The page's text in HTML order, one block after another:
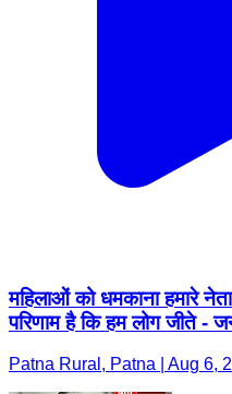
महिलाओं को धमकाना हमारे
परिणाम है कि हम लोग जीते -
Patna Rural, Patna | Aug 6,